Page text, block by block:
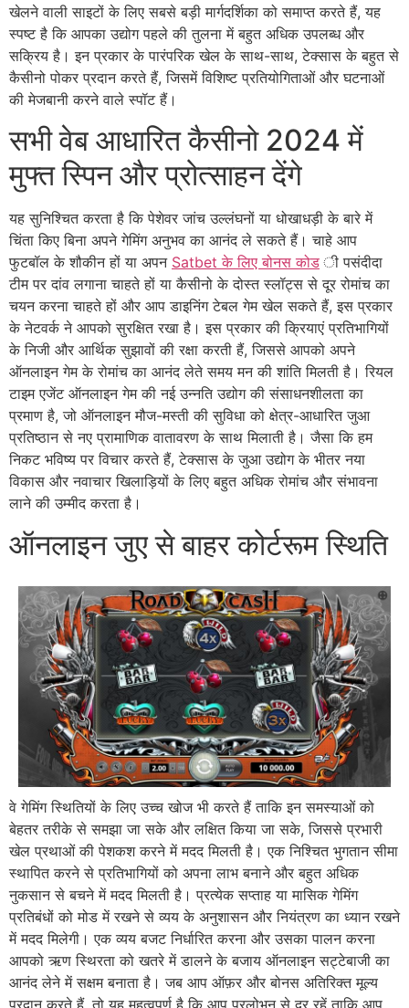
खेलने वाली साइटों के लिए सबसे बड़ी मार्गदर्शिका को समाप्त करते हैं, यह
स्पष्ट है कि आपका उद्योग पहले की तुलना में बहुत अधिक उपलब्ध और
सक्रिय है। इन प्रकार के पारंपरिक खेल के साथ-साथ, टेक्सास के बहुत से
कैसीनो पोकर प्रदान करते हैं, जिसमें विशिष्ट प्रतियोगिताओं और घटनाओं
की मेजबानी करने वाले स्पॉट हैं।
सभी वेब आधारित कैसीनो 2024 में
मुफ्त स्पिन और प्रोत्साहन देंगे
यह सुनिश्चित करता है कि पेशेवर जांच उल्लंघनों या धोखाधड़ी के बारे में
चिंता किए बिना अपने गेमिंग अनुभव का आनंद ले सकते हैं। चाहे आप
फुटबॉल के शौकीन हों या अपन Satbet के लिए बोनस कोड ी पसंदीदा
टीम पर दांव लगाना चाहते हों या कैसीनो के दोस्त स्लॉट्स से दूर रोमांच का
चयन करना चाहते हों और आप डाइनिंग टेबल गेम खेल सकते हैं, इस प्रकार
के नेटवर्क ने आपको सुरक्षित रखा है। इस प्रकार की क्रियाएं प्रतिभागियों
के निजी और आर्थिक सुझावों की रक्षा करती हैं, जिससे आपको अपने
ऑनलाइन गेम के रोमांच का आनंद लेते समय मन की शांति मिलती है। रियल
टाइम एजेंट ऑनलाइन गेम की नई उन्नति उद्योग की संसाधनशीलता का
प्रमाण है, जो ऑनलाइन मौज-मस्ती की सुविधा को क्षेत्र-आधारित जुआ
प्रतिष्ठान से नए प्रामाणिक वातावरण के साथ मिलाती है। जैसा कि हम
निकट भविष्य पर विचार करते हैं, टेक्सास के जुआ उद्योग के भीतर नया
विकास और नवाचार खिलाड़ियों के लिए बहुत अधिक रोमांच और संभावना
लाने की उम्मीद करता है।
ऑनलाइन जुए से बाहर कोर्टरूम स्थिति
वे गेमिंग स्थितियों के लिए उच्च खोज भी करते हैं ताकि इन समस्याओं को
बेहतर तरीके से समझा जा सके और लक्षित किया जा सके, जिससे प्रभारी
खेल प्रथाओं की पेशकश करने में मदद मिलती है। एक निश्चित भुगतान सीमा
स्थापित करने से प्रतिभागियों को अपना लाभ बनाने और बहुत अधिक
नुकसान से बचने में मदद मिलती है। प्रत्येक सप्ताह या मासिक गेमिंग
प्रतिबंधों को मोड में रखने से व्यय के अनुशासन और नियंत्रण का ध्यान रखने
में मदद मिलेगी। एक व्यय बजट निर्धारित करना और उसका पालन करना
आपको ऋण स्थिरता को खतरे में डालने के बजाय ऑनलाइन सट्टेबाजी का
आनंद लेने में सक्षम बनाता है। जब आप ऑफ़र और बोनस अतिरिक्त मूल्य
प्रदान करते हैं, तो यह महत्वपूर्ण है कि आप प्रलोभन से दूर रहें ताकि आप